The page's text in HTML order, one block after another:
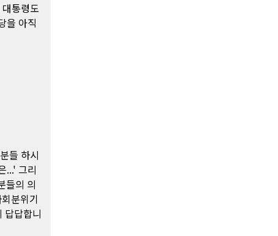
통령도
을 아직
들 하시
...' 그리
들의 의
분위기
답답합니